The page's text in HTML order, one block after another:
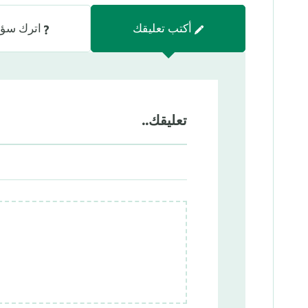
أكتب تعليقك اترك
تعليقك..